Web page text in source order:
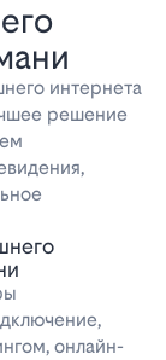
интернета
решение
онлайн-